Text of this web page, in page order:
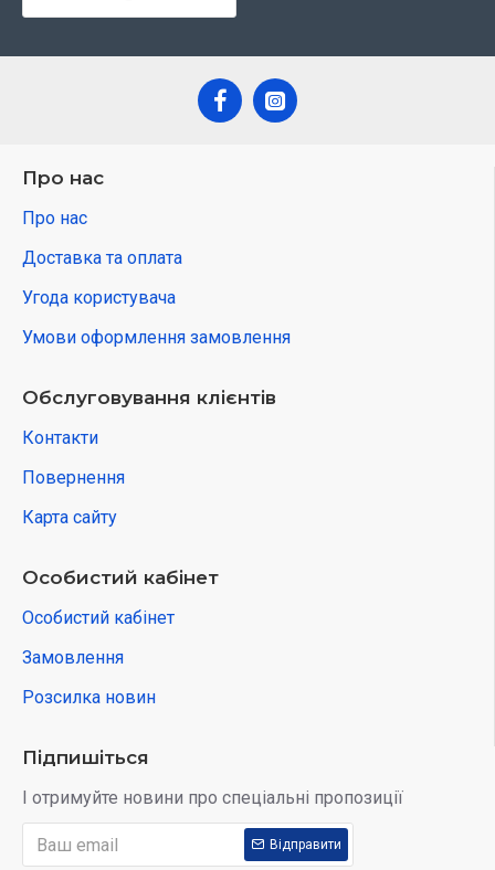
Про нас
Про нас
Доставка та оплата
Угода користувача
Умови оформлення замовлення
Обслуговування клієнтів
Контакти
Повернення
Карта сайту
Особистий кабінет
Особистий кабінет
Замовлення
Розсилка новин
Підпишіться
І отримуйте новини про спеціальні пропозиції
Відправити